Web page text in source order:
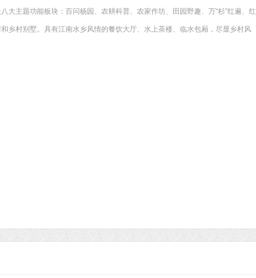
主题功能板块：百问杨园、农耕科普、农家作坊、田园野趣、万“杉”红遍、红
乡村别墅。具有江南水乡风情的餐饮大厅、水上茶楼、临水包厢，尽显乡村风